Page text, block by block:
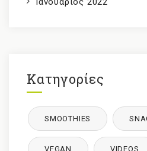
Κατηγορίες
SMOOTHIES
VEGAN VIDEOS